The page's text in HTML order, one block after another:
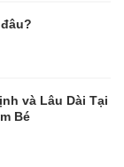
và Lâu Dài Tại
Bé